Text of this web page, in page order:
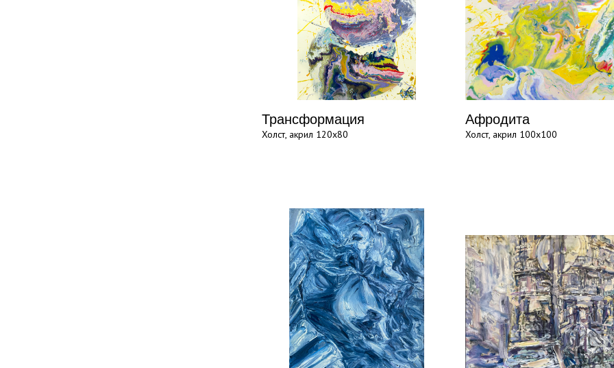
Трансформация
Холст, акрил 120х80
Афродита
Холст, акрил 100х100